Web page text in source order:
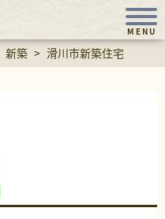
MENU
新築 > 滑川市新築住宅